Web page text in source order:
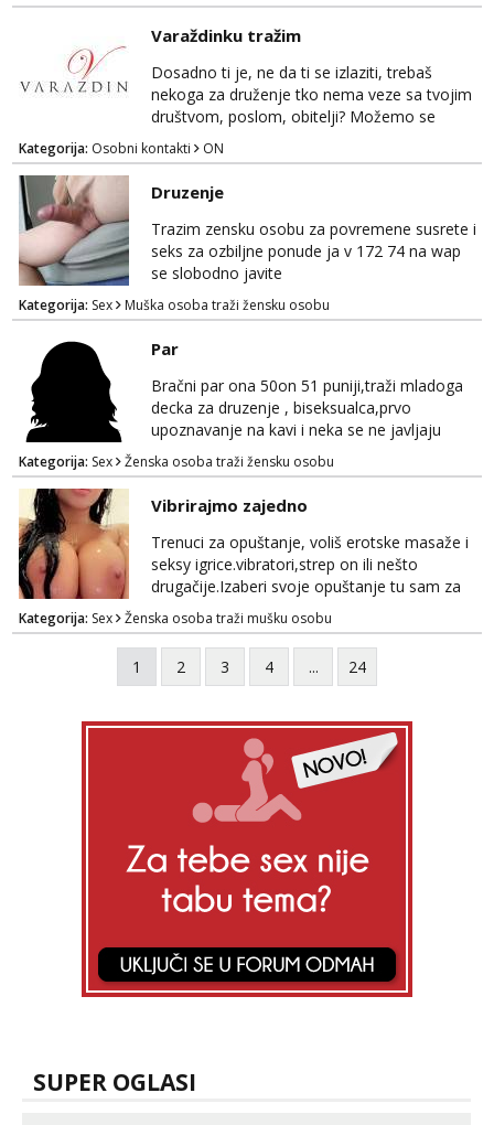
mora.Bitno da uzivamo diskretno anonimno
bez upoznavanja puno.Sliku mozemo
razmjeniti,ali najbolje uzivo se upoznati. Na
goo smo do 15.8 poslije tog mozemo se
druziti,javi se na mail il...
Varaždinku tražim
Dosadno ti je, ne da ti se izlaziti, trebaš
nekoga za druženje tko nema veze sa tvojim
društvom, poslom, obitelji? Možemo se
podružiti i zabaviti na razne načine. Makni se
od svakodnevice samnom. Javi se na
Whatsapp. Samo Varaždin i okolica.
Kategorija: Osobni kontakti ON
Druzenje
Trazim zensku osobu za povremene susrete i
seks za ozbiljne ponude ja v 172 74 na wap
se slobodno javite
Kategorija: Sex Muška osoba traži žensku osobu
Par
Bračni par ona 50on 51 puniji,traži mladoga
decka za druzenje , biseksualca,prvo
upoznavanje na kavi i neka se ne javljaju
stariji od 30 godina
Kategorija: Sex Ženska osoba traži žensku osobu
Vibrirajmo zajedno
Trenuci za opuštanje, voliš erotske masaže i
seksy igrice.vibratori,strep on ili nešto
drugačije.Izaberi svoje opuštanje tu sam za
tebe.sve info na mob 095/762-8147
Kategorija: Sex Ženska osoba traži mušku osobu
1 2 3 4 ... 24
SUPER OGLASI